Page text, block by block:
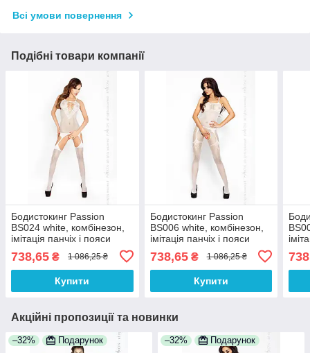
Всі умови повернення
Подібні товари компанії
Бодистокинг Passion
BS024 white, комбінезон,
імітація панчіх і пояси
738,65 ₴ 1 086,25 ₴
Купити
Бодистокинг Passion
BS006 white, комбінезон,
імітація панчіх і пояси
738,65₴ 1 086,25 ₴
Купити
Акційні пропозиції та новинки
–32% Подарунок –32% Подарунок